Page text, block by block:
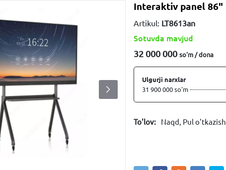
Interaktiv panel 86"
Artikul: LT8613an
Sotuvda mavjud
32 000 000 so'm / dona
Ulgurji narxlar
31 900 000 so'm
To'lov: Naqd, Pul o'tkazish